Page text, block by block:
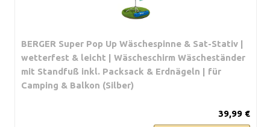
BERGER Super Pop Up Wäschespinne & Sat-Stativ |
wetterfest & leicht | Wäscheschirm Wäscheständer
mit Standfuß inkl. Packsack & Erdnägeln | für
Camping & Balkon (Silber)
39,99 €